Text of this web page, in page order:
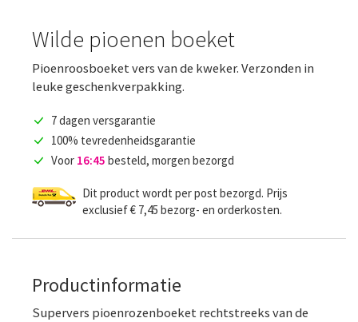
Wilde pioenen boeket
Pioenroosboeket vers van de kweker. Verzonden in
leuke geschenkverpakking.
7 dagen versgarantie
100% tevredenheidsgarantie
Voor 16:45 besteld, morgen bezorgd
Dit product wordt per post bezorgd. Prijs
exclusief € 7,45 bezorg- en orderkosten.
Productinformatie
Supervers pioenrozenboeket rechtstreeks van de